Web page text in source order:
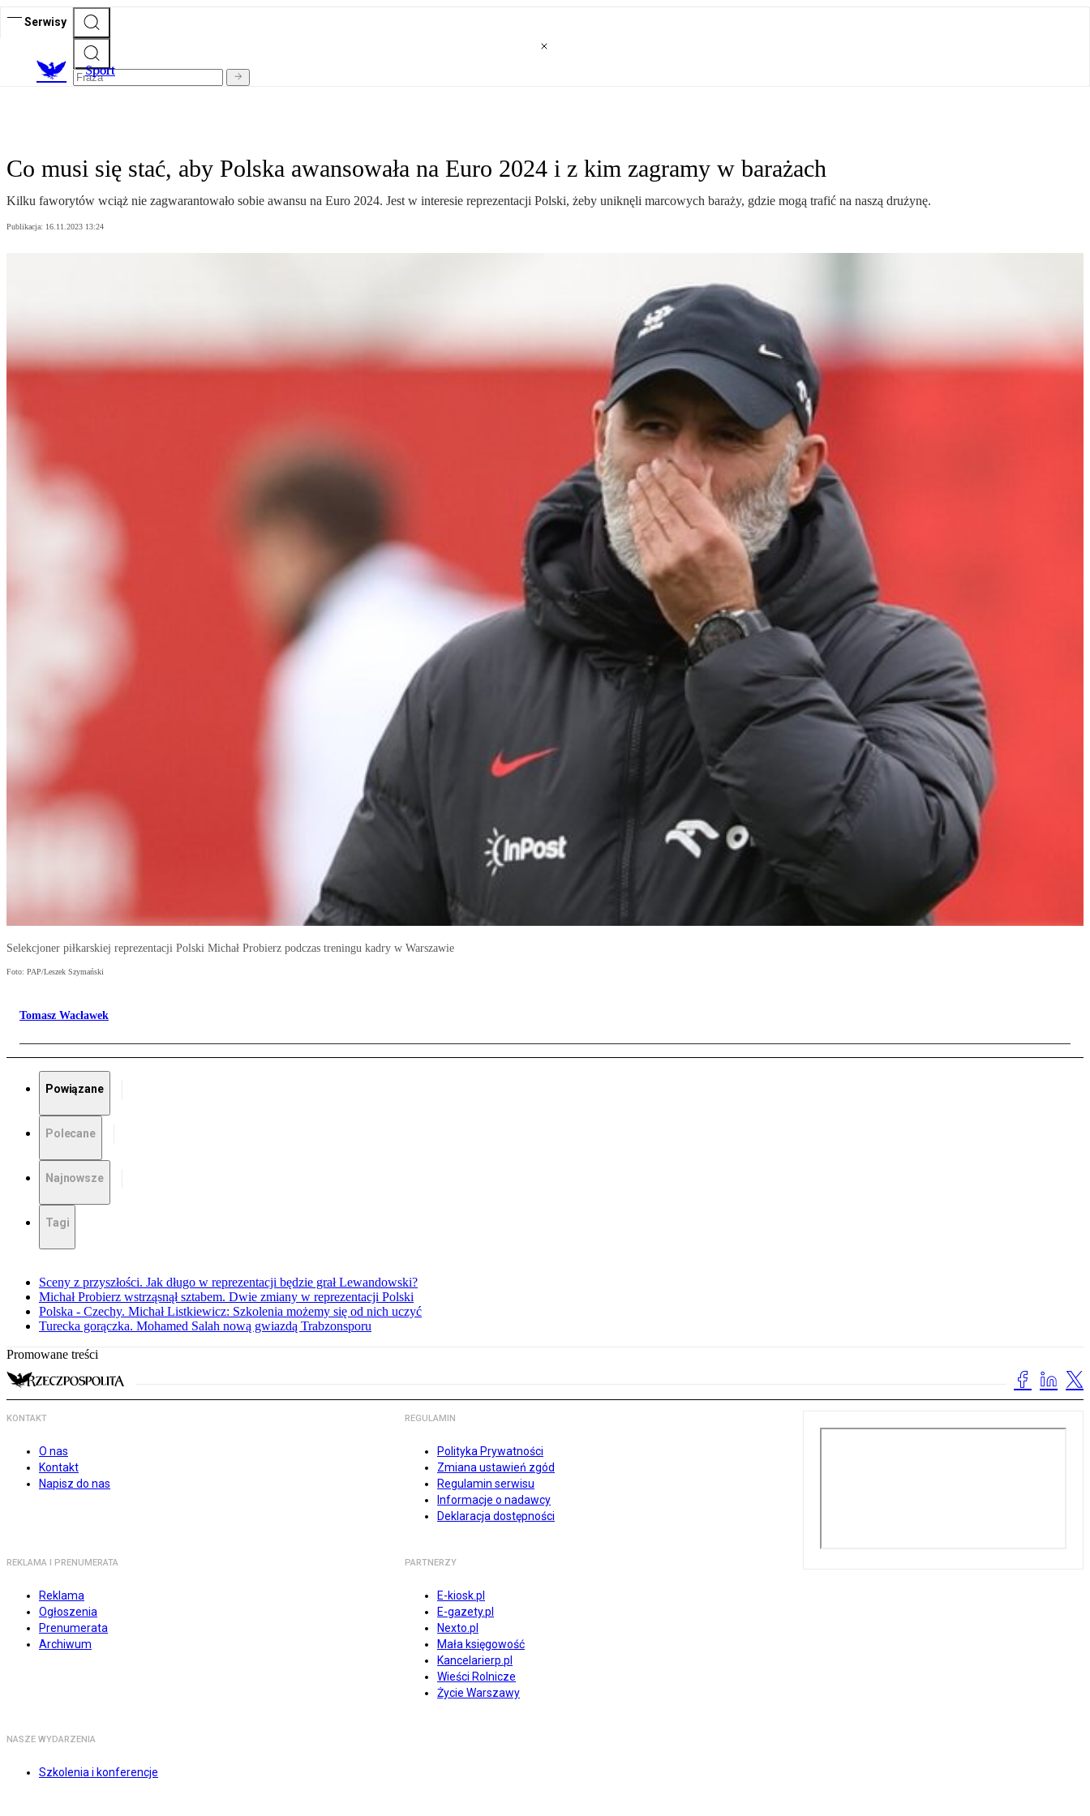
Serwisy
Sport
Co musi się stać, aby Polska awansowała na Euro 2024 i z kim zagramy w barażach
Kilku faworytów wciąż nie zagwarantowało sobie awansu na Euro 2024. Jest w interesie reprezentacji Polski, żeby uniknęli marcowych baraży, gdzie mogą trafić na naszą drużynę.
Publikacja: 16.11.2023 13:24
Selekcjoner piłkarskiej reprezentacji Polski Michał Probierz podczas treningu kadry w Warszawie
Foto: PAP/Leszek Szymański
Tomasz Wacławek
Powiązane
Polecane
Najnowsze
Tagi
Sceny z przyszłości. Jak długo w reprezentacji będzie grał Lewandowski?
Michał Probierz wstrząsnął sztabem. Dwie zmiany w reprezentacji Polski
Polska - Czechy. Michał Listkiewicz: Szkolenia możemy się od nich uczyć
Turecka gorączka. Mohamed Salah nową gwiazdą Trabzonsporu
Promowane treści
KONTAKT
O nas
Kontakt
Napisz do nas
REGULAMIN
Polityka Prywatności
Zmiana ustawień zgód
Regulamin serwisu
Informacje o nadawcy
Deklaracja dostępności
REKLAMA I PRENUMERATA
Reklama
Ogłoszenia
Prenumerata
Archiwum
PARTNERZY
E-kiosk.pl
E-gazety.pl
Nexto.pl
Mała księgowość
Kancelarierp.pl
Wieści Rolnicze
Życie Warszawy
NASZE WYDARZENIA
Szkolenia i konferencje